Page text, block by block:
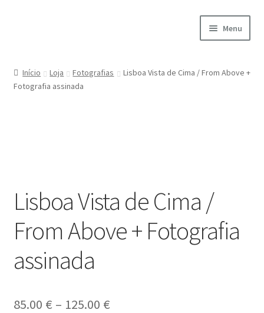
Menu
A minha conta
Cookie Policy
Courses
Dicas
Início Loja Fotografias
Lisboa Vista de Cima / From Above +
Fotografia assinada
Lisboa Vista de Cima /
From Above + Fotografia
assinada
85.00 € – 125.00 €Price